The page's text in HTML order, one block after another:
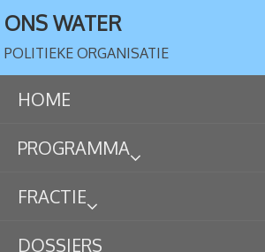
ONS WATER
POLITIEKE ORGANISATIE
HOME
PROGRAMMA
FRACTIE
DOSSIERS